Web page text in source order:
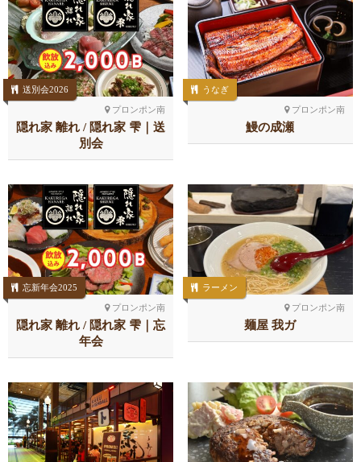
プロンポン南
送別会2026
隠れ家 離れ / 隠れ家 雫｜送
別会
プロンポン南
うなぎ
鰻の成瀬
プロンポン南
忘新年会2025
隠れ家 離れ / 隠れ家 雫｜忘
年会
プロンポン南
ラーメン
麺屋 我ガ